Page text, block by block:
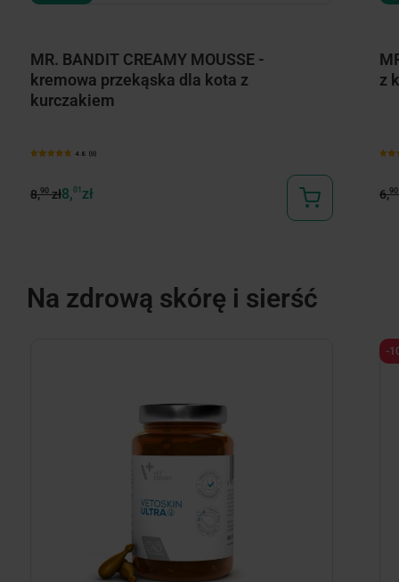
MR. BANDIT CREAMY MOUSSE -
kremowa przekąska dla kota z
kurczakiem
4.8 (9)
8,90zł8,01 zł
z
6,90
Na zdrową skórę i sierść
-